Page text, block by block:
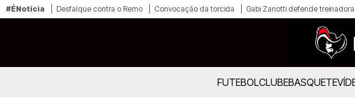
#ÉNotícia Desfalque contra o Remo Convocação da torcida Gabi Zanotti defende treinadora
FUTEBOLCLUBEBASQUETE